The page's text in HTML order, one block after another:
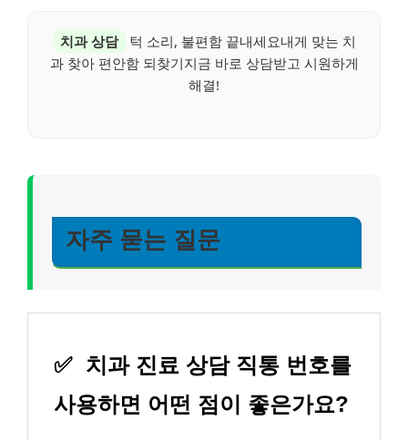
치과 상담
턱 소리, 불편함 끝내세요내게 맞는 치
과 찾아 편안함 되찾기지금 바로 상담받고 시원하게
해결!
자주 묻는 질문
✅ 치과 진료 상담 직통 번호를
사용하면 어떤 점이 좋은가요?